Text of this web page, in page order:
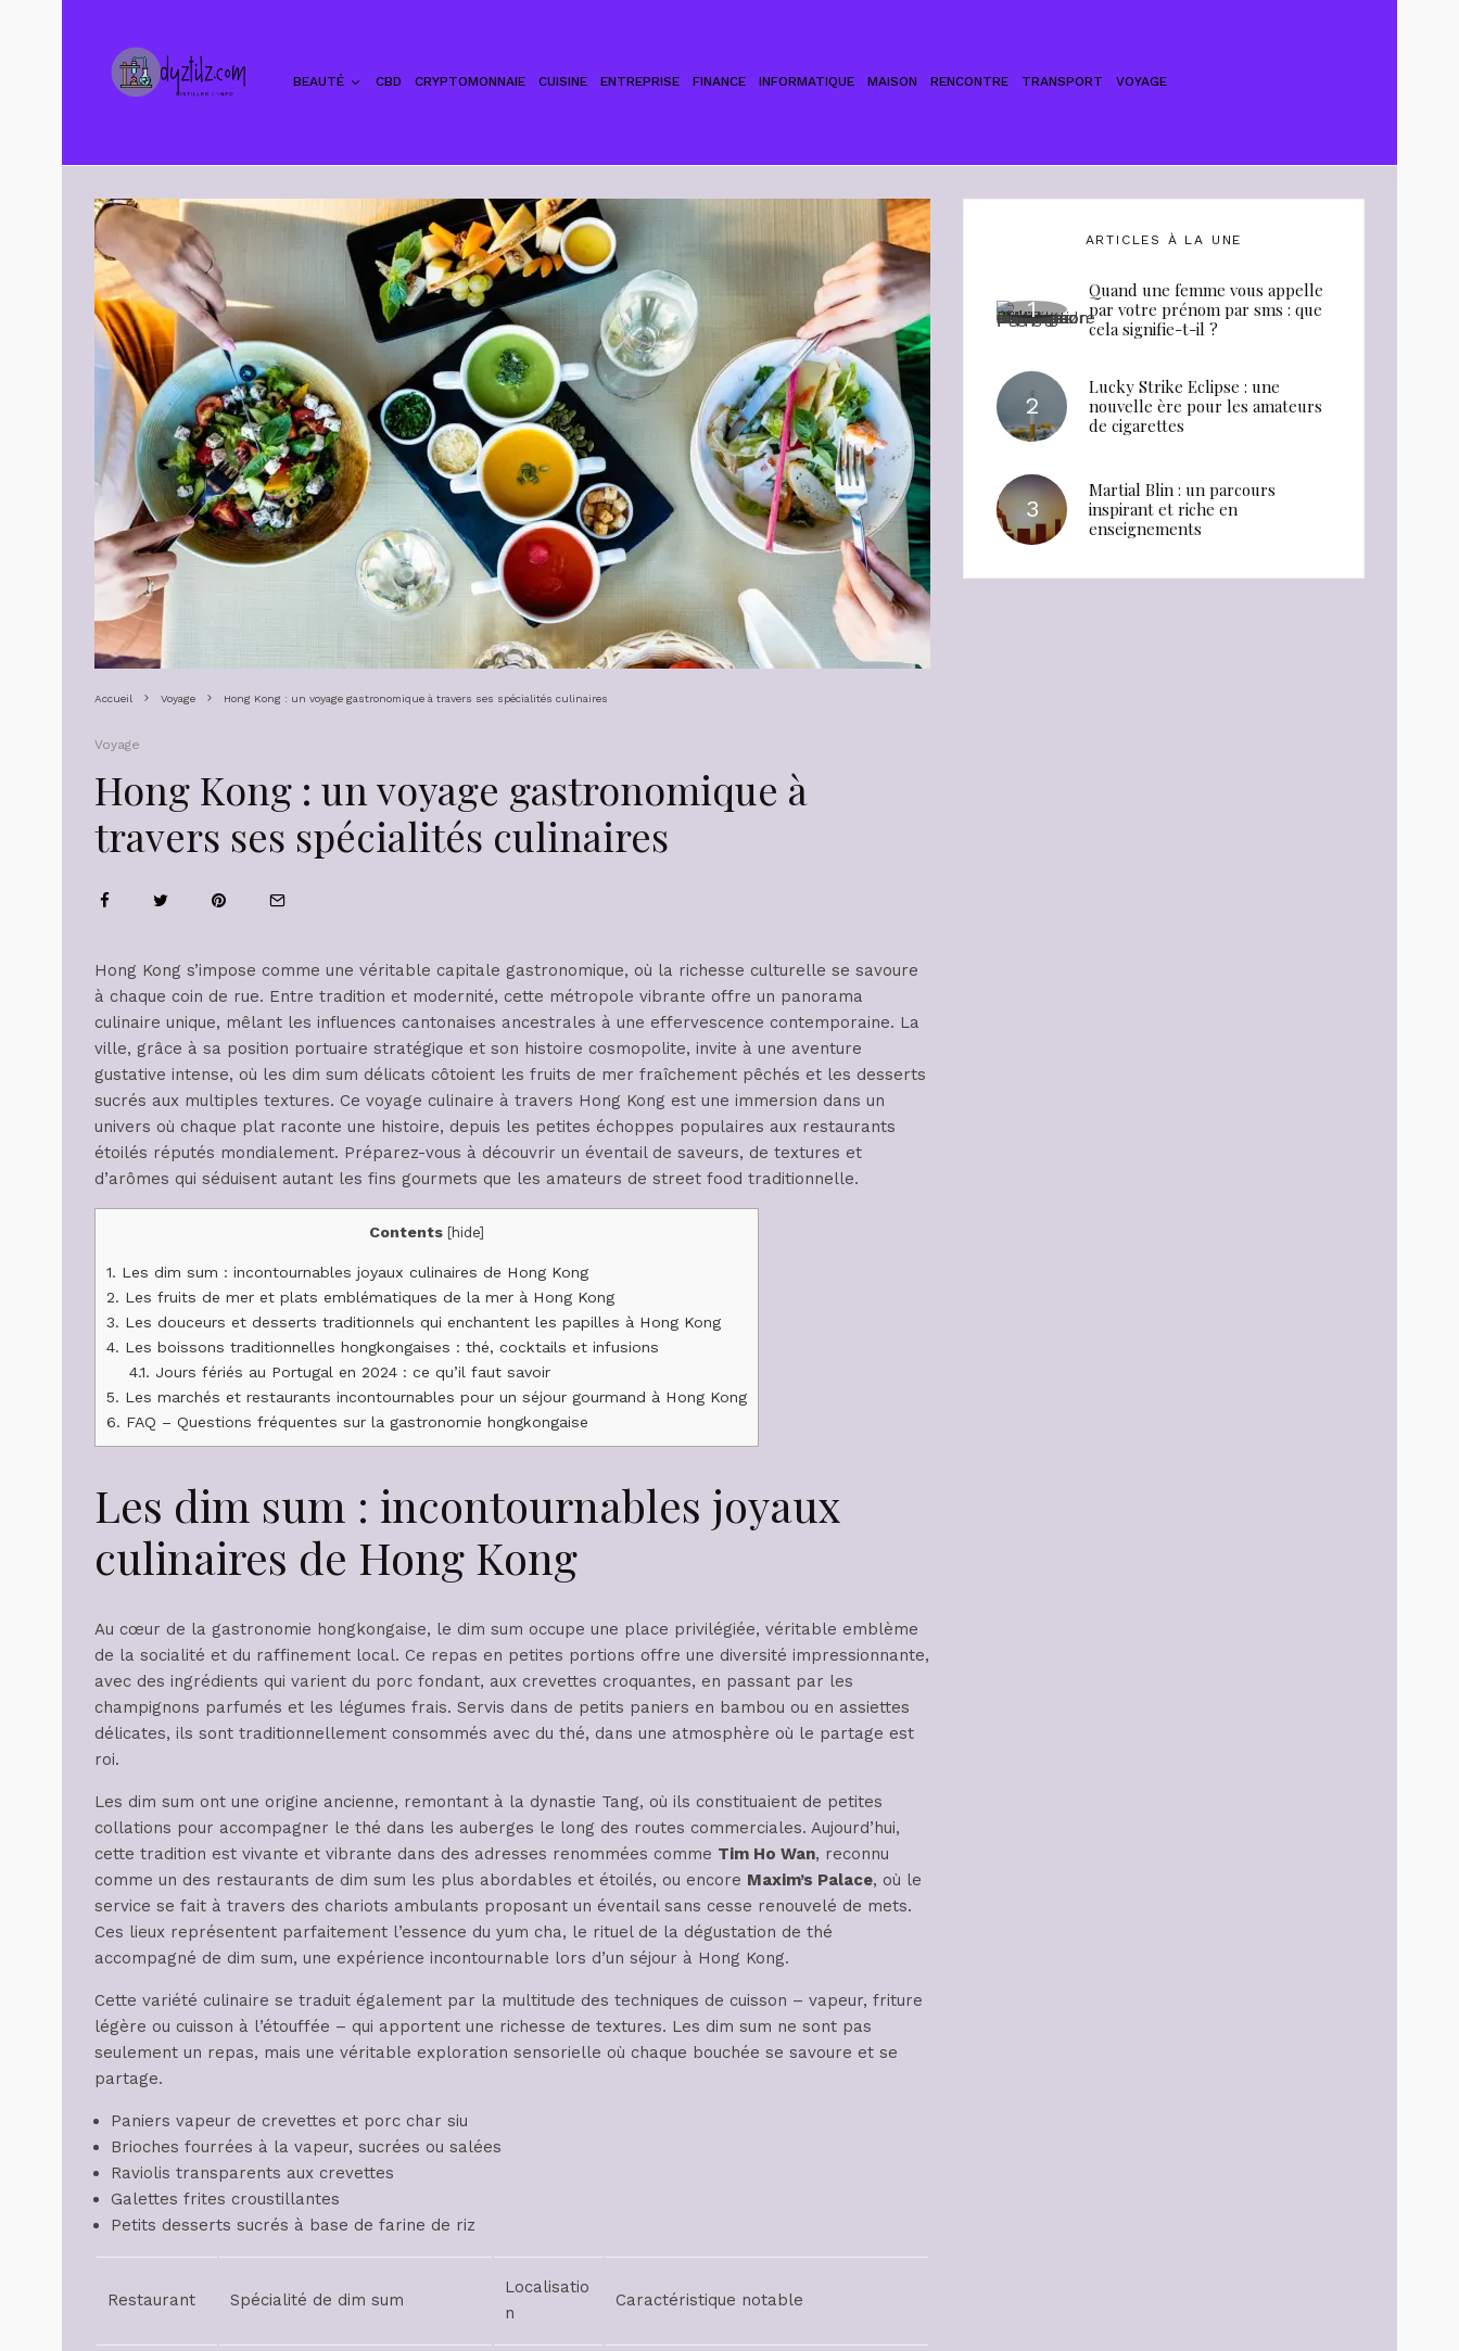
BEAUTÉ CBD CRYPTOMONNAIE CUISINE ENTREPRISE FINANCE INFORMATIQUE MAISON RENCONTRE TRANSPORT VOYAGE
Accueil Voyage Hong Kong : un voyage gastronomique à travers ses spécialités culinaires
Voyage
Hong Kong : un voyage gastronomique à
travers ses spécialités culinaires
Hong Kong s’impose comme une véritable capitale gastronomique, où la richesse culturelle se savoure
à chaque coin de rue. Entre tradition et modernité, cette métropole vibrante offre un panorama
culinaire unique, mêlant les influences cantonaises ancestrales à une effervescence contemporaine. La
ville, grâce à sa position portuaire stratégique et son histoire cosmopolite, invite à une aventure
gustative intense, où les dim sum délicats côtoient les fruits de mer fraîchement pêchés et les desserts
sucrés aux multiples textures. Ce voyage culinaire à travers Hong Kong est une immersion dans un
univers où chaque plat raconte une histoire, depuis les petites échoppes populaires aux restaurants
étoilés réputés mondialement. Préparez-vous à découvrir un éventail de saveurs, de textures et
d’arômes qui séduisent autant les fins gourmets que les amateurs de street food traditionnelle.
Contents [hide]
1. Les dim sum : incontournables joyaux culinaires de Hong Kong
2. Les fruits de mer et plats emblématiques de la mer à Hong Kong
3. Les douceurs et desserts traditionnels qui enchantent les papilles à Hong Kong
4. Les boissons traditionnelles hongkongaises : thé, cocktails et infusions
4.1. Jours fériés au Portugal en 2024 : ce qu’il faut savoir
5. Les marchés et restaurants incontournables pour un séjour gourmand à Hong Kong
6. FAQ – Questions fréquentes sur la gastronomie hongkongaise
Les dim sum : incontournables joyaux
culinaires de Hong Kong
Au cœur de la gastronomie hongkongaise, le dim sum occupe une place privilégiée, véritable emblème
de la socialité et du raffinement local. Ce repas en petites portions offre une diversité impressionnante,
avec des ingrédients qui varient du porc fondant, aux crevettes croquantes, en passant par les
champignons parfumés et les légumes frais. Servis dans de petits paniers en bambou ou en assiettes
délicates, ils sont traditionnellement consommés avec du thé, dans une atmosphère où le partage est
roi.
Les dim sum ont une origine ancienne, remontant à la dynastie Tang, où ils constituaient de petites
collations pour accompagner le thé dans les auberges le long des routes commerciales. Aujourd’hui,
cette tradition est vivante et vibrante dans des adresses renommées comme Tim Ho Wan, reconnu
comme un des restaurants de dim sum les plus abordables et étoilés, ou encore Maxim’s Palace, où le
service se fait à travers des chariots ambulants proposant un éventail sans cesse renouvelé de mets.
Ces lieux représentent parfaitement l’essence du yum cha, le rituel de la dégustation de thé
accompagné de dim sum, une expérience incontournable lors d’un séjour à Hong Kong.
Cette variété culinaire se traduit également par la multitude des techniques de cuisson – vapeur, friture
légère ou cuisson à l’étouffée – qui apportent une richesse de textures. Les dim sum ne sont pas
seulement un repas, mais une véritable exploration sensorielle où chaque bouchée se savoure et se
partage.
Paniers vapeur de crevettes et porc char siu
Brioches fourrées à la vapeur, sucrées ou salées
Raviolis transparents aux crevettes
Galettes frites croustillantes
Petits desserts sucrés à base de farine de riz
Restaurant Spécialité de dim sum
Localisatio
n
Caractéristique notable
ARTICLES À LA UNE
Quand une femme vous appelle
par votre prénom par sms : que
cela signifie-t-il ?
Lucky Strike Eclipse : une
nouvelle ère pour les amateurs
de cigarettes
Martial Blin : un parcours
inspirant et riche en
enseignements